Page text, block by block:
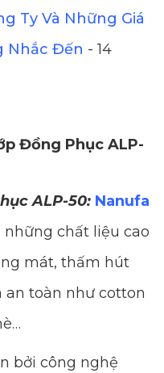
Ty Và Những Giá
Nhắc Đến - 14
Đồng Phục ALP-
ALP-50: Nanufa
chất liệu cao
mát, thấm hút
an toàn như cotton
bởi công nghệ